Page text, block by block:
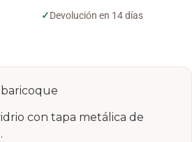
✓Devolución en 14 días
con tapa metálica de